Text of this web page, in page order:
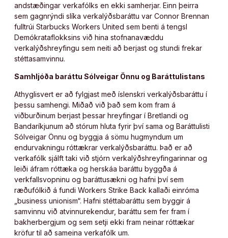
andstæðingar verkafólks en ekki samherjar. Einn þeirra
sem gagnrýndi slíka verkalýðsbaráttu var Connor Brennan
fulltrúi Starbucks Workers United sem benti á tengsl
Demókrataflokksins við hina stofnanavæddu
verkalýðshreyfingu sem neiti að berjast og stundi frekar
stéttasamvinnu.
Samhljóða baráttu Sólveigar Önnu og Baráttulistans
Athyglisvert er að fylgjast með íslenskri verkalýðsbaráttu í
þessu samhengi. Miðað við það sem kom fram á
viðburðinum berjast þessar hreyfingar í Bretlandi og
Bandaríkjunum að stórum hluta fyrir því sama og Baráttulisti
Sólveigar Önnu og byggja á sömu hugmyndum um
endurvakningu róttækrar verkalýðsbaráttu. Það er að
verkafólk sjálft taki við stjórn verkalýðshreyfingarinnar og
leiði áfram róttæka og herskáa baráttu byggða á
verkfallsvopninu og baráttusækni og hafni því sem
ræðufólkið á fundi Workers Strike Back kallaði einróma
„business unionism“. Hafni stéttabaráttu sem byggir á
samvinnu við atvinnurekendur, baráttu sem fer fram í
bakherbergjum og sem setji ekki fram neinar róttækar
kröfur til að sameina verkafólk um.